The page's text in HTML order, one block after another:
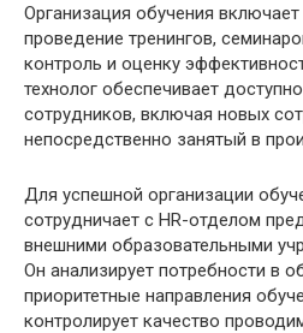
Организация обучения
проведение тренингов,
контроль и оценку
технолог обеспечивает
сотрудников, включая новых
непосредственно занятый в
Для успешной организации
сотрудничает с HR-отделом
внешними образовательными
Он анализирует потребности в
приоритетные направления
контролирует качество